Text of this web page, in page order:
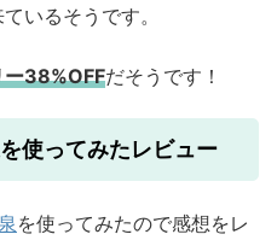
いるそうです。
ー38%OFFだそうです！
使ってみたレビュー
を使ってみたので感想をレ